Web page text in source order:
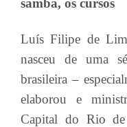
samba, os cursos
Luís Filipe de
nasceu de uma
brasileira –
elaborou e
Capital do Rio